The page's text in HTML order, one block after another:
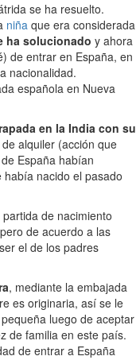
se ha resuelto.
niña que era considerada
ha solucionado y ahora
de entrar en España, en
nacionalidad.
española en Nueva
en la India con su
alquiler (acción que
España habían
nacido el pasado
de nacimiento
de acuerdo a las
el de los padres
, mediante la embajada
es originaria, así se le
luego de aceptar
de familia en este país.
de entrar a España